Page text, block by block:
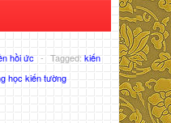
hồi ức - Tagged: kiến
học kiến tường